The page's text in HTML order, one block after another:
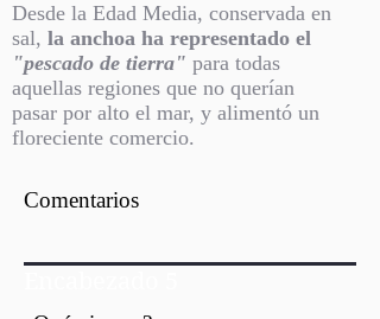
Desde la Edad Media, conservada en
sal, la anchoa ha representado el
"pescado de tierra" para todas
aquellas regiones que no querían
pasar por alto el mar, y alimentó un
floreciente comercio.
Comentarios